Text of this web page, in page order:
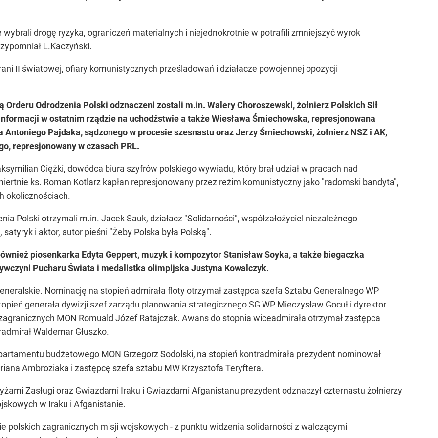
wybrali drogę ryzyka, ograniczeń materialnych i niejednokrotnie w potrafili zmniejszyć wyrok
L.Kaczyński.
II światowej, ofiary komunistycznych prześladowań i działacze powojennej opozycji
Orderu Odrodzenia Polski odznaczeni zostali m.in. Walery Choroszewski, żołnierz Polskich Sił
w ostatnim rządzie na uchodźstwie a także Wiesława Śmiechowska, represjonowana
Pajdaka, sądzonego w procesie szesnastu oraz Jerzy Śmiechowski, żołnierz NSZ i AK,
represjonowany w czasach PRL.
Ciężki, dowódca biura szyfrów polskiego wywiadu, który brał udział w pracach nad
ks. Roman Kotlarz kapłan represjonowany przez reżim komunistyczny jako "radomski bandyta",
okolicznościach.
Polski otrzymali m.in. Jacek Sauk, działacz "Solidarności", współzałożyciel niezależnego
i aktor, autor pieśni "Żeby Polska była Polską".
piosenkarka Edyta Geppert, muzyk i kompozytor Stanisław Soyka, a także biegaczka
Pucharu Świata i medalistka olimpijska Justyna Kowalczyk.
Nominację na stopień admirała floty otrzymał zastępca szefa Sztabu Generalnego WP
generała dywizji szef zarządu planowania strategicznego SG WP Mieczysław Gocuł i dyrektor
MON Romuald Józef Ratajczak. Awans do stopnia wiceadmirała otrzymał zastępca
Waldemar Głuszko.
budżetowego MON Grzegorz Sodolski, na stopień kontradmirała prezydent nominował
Ambroziaka i zastępcę szefa sztabu MW Krzysztofa Teryftera.
Zasługi oraz Gwiazdami Iraku i Gwiazdami Afganistanu prezydent odznaczył czternastu żołnierzy
w Iraku i Afganistanie.
polskich zagranicznych misji wojskowych - z punktu widzenia solidarności z walczącymi